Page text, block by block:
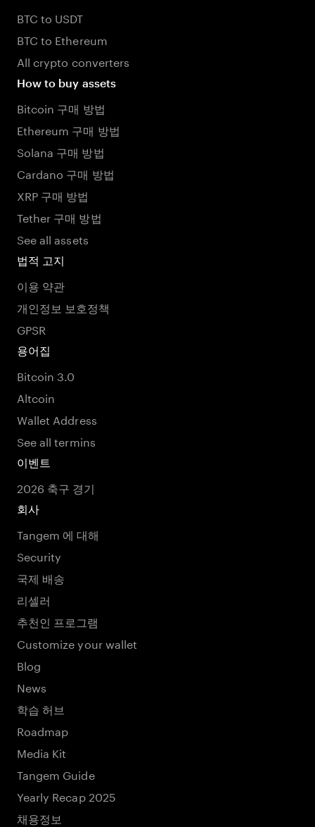
BTC to USDT
BTC to Ethereum
All crypto converters
How to buy assets
Bitcoin 구매 방법
Ethereum 구매 방법
Solana 구매 방법
Cardano 구매 방법
XRP 구매 방법
Tether 구매 방법
See all assets
법적 고지
이용 약관
개인정보 보호정책
GPSR
용어집
Bitcoin 3.0
Altcoin
Wallet Address
See all termins
이벤트
2026 축구 경기
회사
Tangem 에 대해
Security
국제 배송
리셀러
추천인 프로그램
Customize your wallet
Blog
News
학습 허브
Roadmap
Media Kit
Tangem Guide
Yearly Recap 2025
채용정보